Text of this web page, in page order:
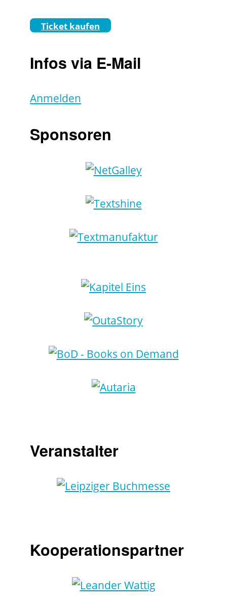
Ticket kaufen
Infos via E-Mail
Anmelden
Sponsoren
Veranstalter
Kooperationspartner